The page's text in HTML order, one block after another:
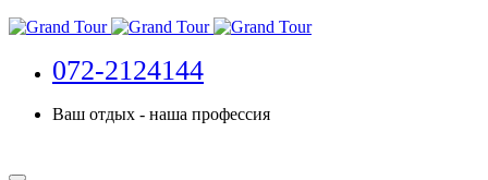
072-2124144
Ваш отдых - наша профессия